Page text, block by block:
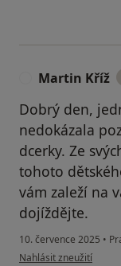
Martin Kříž
Dobrý den,
nedokázala
dcerky. Ze
tohoto
vám zaleží na
dojíždějte.
10. července 2025 •
podle názoru uživatele
Nahlásit zneužití